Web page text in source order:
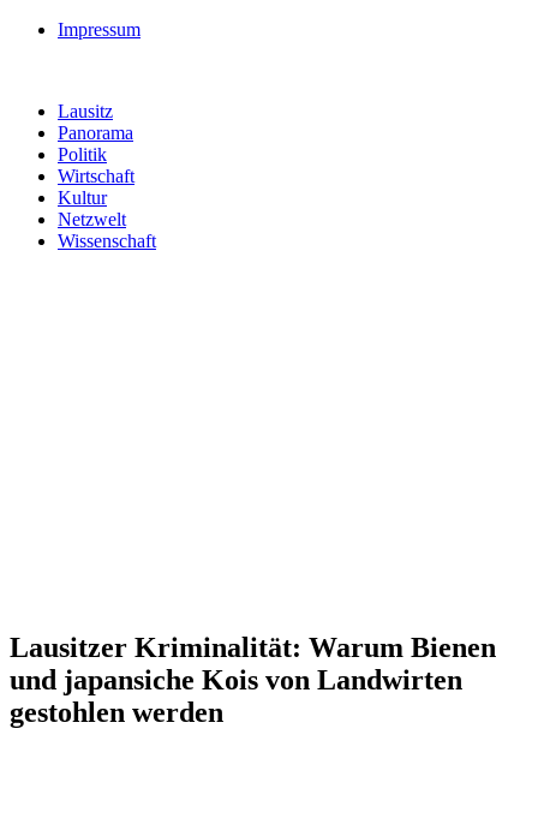
Impressum
Lausitz
Panorama
Politik
Wirtschaft
Kultur
Netzwelt
Wissenschaft
Lausitzer Kriminalität: Warum Bienen
und japansiche Kois von Landwirten
gestohlen werden